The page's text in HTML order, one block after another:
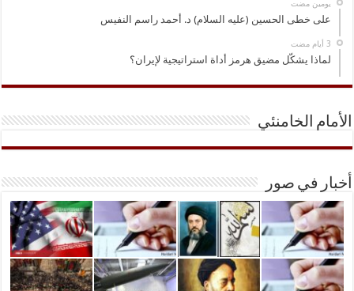
‏يومين مضت
على خطى الحسين (عليه السلام) د. أحمد راسم النفيس
لماذا يشكّل مضيق هرمز أداة استراتيجية لإيران؟
الأمام الخامنئي
أخبار في صور